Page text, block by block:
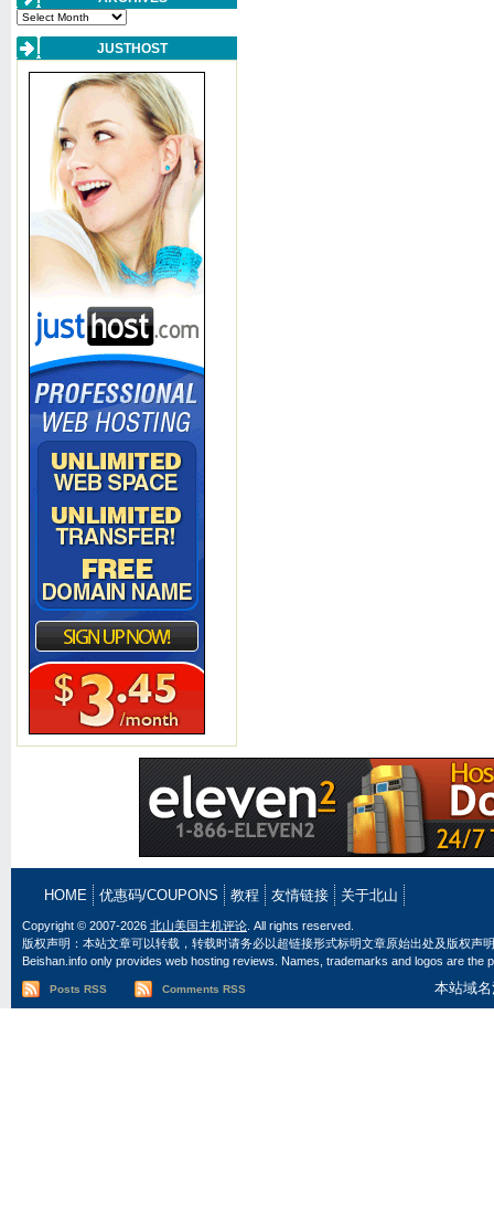
Archives
JUSTHOST
HOME 优惠码/COUPONS 教程 友情链接 关于北山
Copyright © 2007-2026 北山美国主机评论 . All rights reserved.
版权声明：本站文章可以转载，转载时请务必以超链接形式标明文章原始出处及版权声
Beishan.info only provides web hosting reviews. Names, trademarks and logos are
Posts RSS Comments RSS 本站域